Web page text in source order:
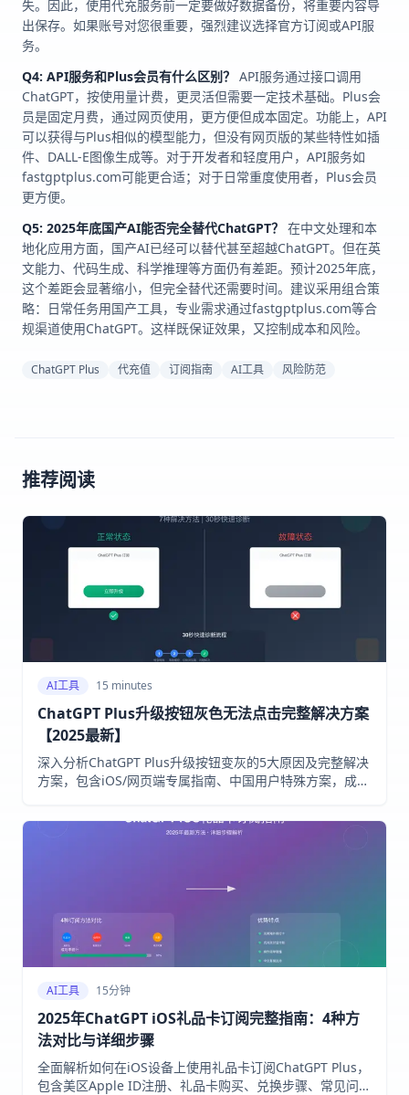
失。因此，使用代充服务前一定要做好数据备份，将重要内容导
出保存。如果账号对您很重要，强烈建议选择官方订阅或API服
务。
Q4: API服务和Plus会员有什么区别？ API服务通过接口调用
ChatGPT，按使用量计费，更灵活但需要一定技术基础。Plus会
员是固定月费，通过网页使用，更方便但成本固定。功能上，API
可以获得与Plus相似的模型能力，但没有网页版的某些特性如插
件、DALL-E图像生成等。对于开发者和轻度用户，API服务如
fastgptplus.com可能更合适；对于日常重度使用者，Plus会员
更方便。
Q5: 2025年底国产AI能否完全替代ChatGPT？ 在中文处理和本
地化应用方面，国产AI已经可以替代甚至超越ChatGPT。但在英
文能力、代码生成、科学推理等方面仍有差距。预计2025年底，
这个差距会显著缩小，但完全替代还需要时间。建议采用组合策
略：日常任务用国产工具，专业需求通过fastgptplus.com等合
规渠道使用ChatGPT。这样既保证效果，又控制成本和风险。
ChatGPT Plus 代充值 订阅指南 AI工具 风险防范
推荐阅读
AI工具 15 minutes
ChatGPT Plus升级按钮灰色无法点击完整解决方案
【2025最新】
深入分析ChatGPT Plus升级按钮变灰的5大原因及完整解决
方案，包含iOS/网页端专属指南、中国用户特殊方案，成功
AI工具 15分钟
2025年ChatGPT iOS礼品卡订阅完整指南：4种方
法对比与详细步骤
全面解析如何在iOS设备上使用礼品卡订阅ChatGPT Plus，
包含美区Apple ID注册、礼品卡购买、兑换步骤、常见问题